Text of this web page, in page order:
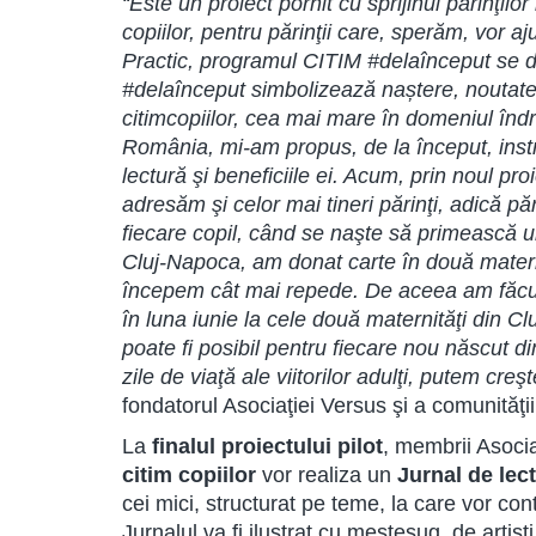
copiilor, pentru părinţii care, sperăm, vor
Practic, programul CITIM #delaînceput se
#delaînceput simbolizează naștere,
citimcopiilor, cea mai mare în domeniul
România, mi-am propus, de la început,
lectură şi beneficiile ei. Acum, prin noul
adresăm şi celor mai tineri părinţi, adică
fiecare copil, când se naşte să primească
Cluj-Napoca, am donat carte în două
începem cât mai repede. De aceea am
în luna iunie la cele două maternităţi din
poate fi posibil pentru fiecare nou născut
zile de viaţă ale viitorilor adulţi, putem
fondatorul Asociaţiei Versus şi a
La finalul proiectului pilot, membrii
citim copiilor vor realiza un Jurnal de
cei mici, structurat pe teme, la care vor